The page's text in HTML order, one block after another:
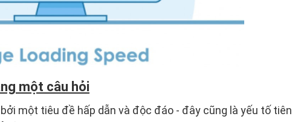
một câu hỏi
một tiêu đề hấp dẫn và độc đáo - đây cũng là yếu tố tiên